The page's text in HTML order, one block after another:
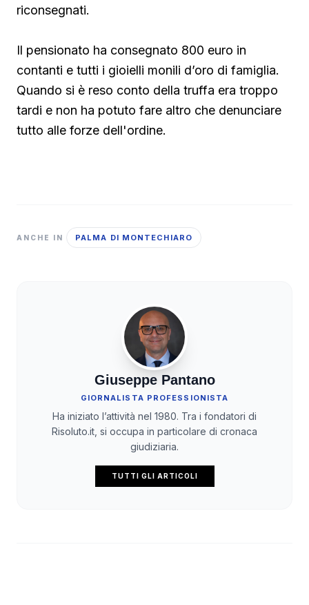
riconsegnati.
Il pensionato ha consegnato 800 euro in
contanti e tutti i gioielli monili d’oro di famiglia.
Quando si è reso conto della truffa era troppo
tardi e non ha potuto fare altro che denunciare
tutto alle forze dell'ordine.
ANCHE IN PALMA DI MONTECHIARO
Giuseppe Pantano
GIORNALISTA PROFESSIONISTA
Ha iniziato l’attività nel 1980. Tra i fondatori di
Risoluto.it, si occupa in particolare di cronaca
giudiziaria.
TUTTI GLI ARTICOLI